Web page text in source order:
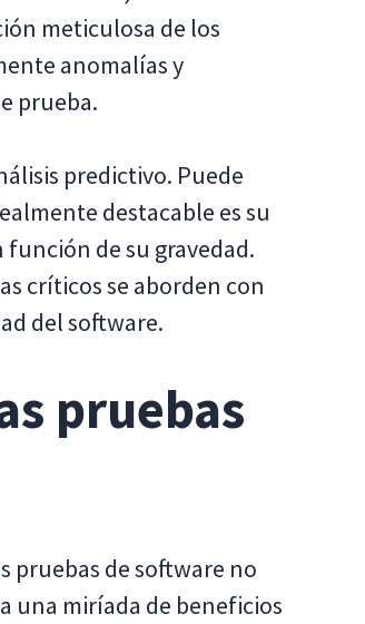
meticulosa de los
anomalías y
prueba.
predictivo. Puede
destacable es su
de su gravedad.
críticos se aborden con
del software.
pruebas
pruebas de software no
una miríada de beneficios